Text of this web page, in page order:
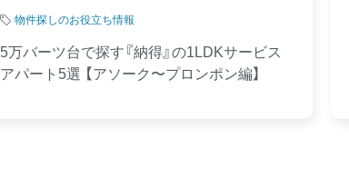
物件探しのお役立ち情報
5万バーツ台で探す『納得』の1LDKサービス
アパート5選 【アソーク〜プロンポン編】